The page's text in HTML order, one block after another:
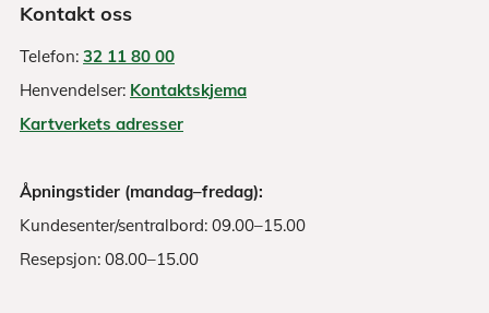
Kontakt oss
Telefon: 32 11 80 00
Henvendelser: Kontaktskjema
Kartverkets adresser
Åpningstider (mandag–fredag):
Kundesenter/sentralbord: 09.00–15.00
Resepsjon: 08.00–15.00